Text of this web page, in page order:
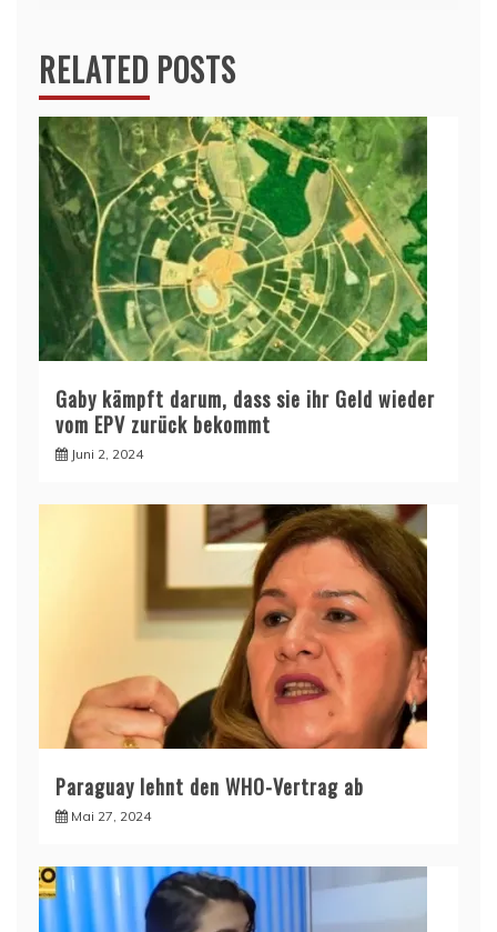
RELATED POSTS
Gaby kämpft darum, dass sie ihr Geld wieder
vom EPV zurück bekommt
Juni 2, 2024
Paraguay lehnt den WHO-Vertrag ab
Mai 27, 2024